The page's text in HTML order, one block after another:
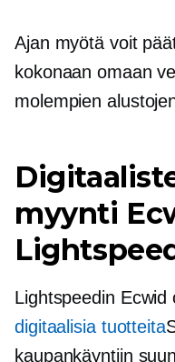
Ajan myötä voit
kokonaan omaan
molempien
myynti
Lightspeedin Ecwid
digitaalisia tuotteita
kaupankäyntiin